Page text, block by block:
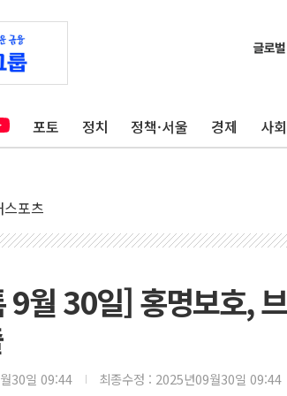
포토 정치 정책·서울 경제 사회
스포츠
9월 30일] 홍명보호,
30일 09:44 최종수정 : 2025년09월30일 09:44